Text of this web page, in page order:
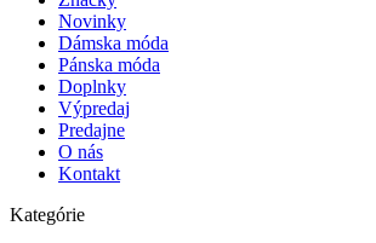
Novinky
Dámska móda
Pánska móda
Doplnky
Výpredaj
Predajne
O nás
Kontakt
Kategórie